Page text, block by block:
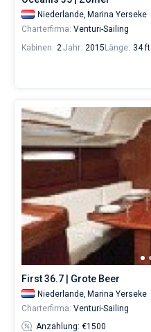
Niederlande, Marina Yerseke
Charterfirma: Venturi-Sailing
Kabinen: 2Jahr: 2015 Länge: 34 ft
First 36.7 | Grote Beer
Niederlande, Marina Yerseke
Charterfirma: Venturi-Sailing
Anzahlung: €1500